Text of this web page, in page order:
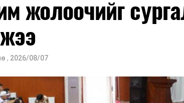
жолоочийг
, 2026/08/07